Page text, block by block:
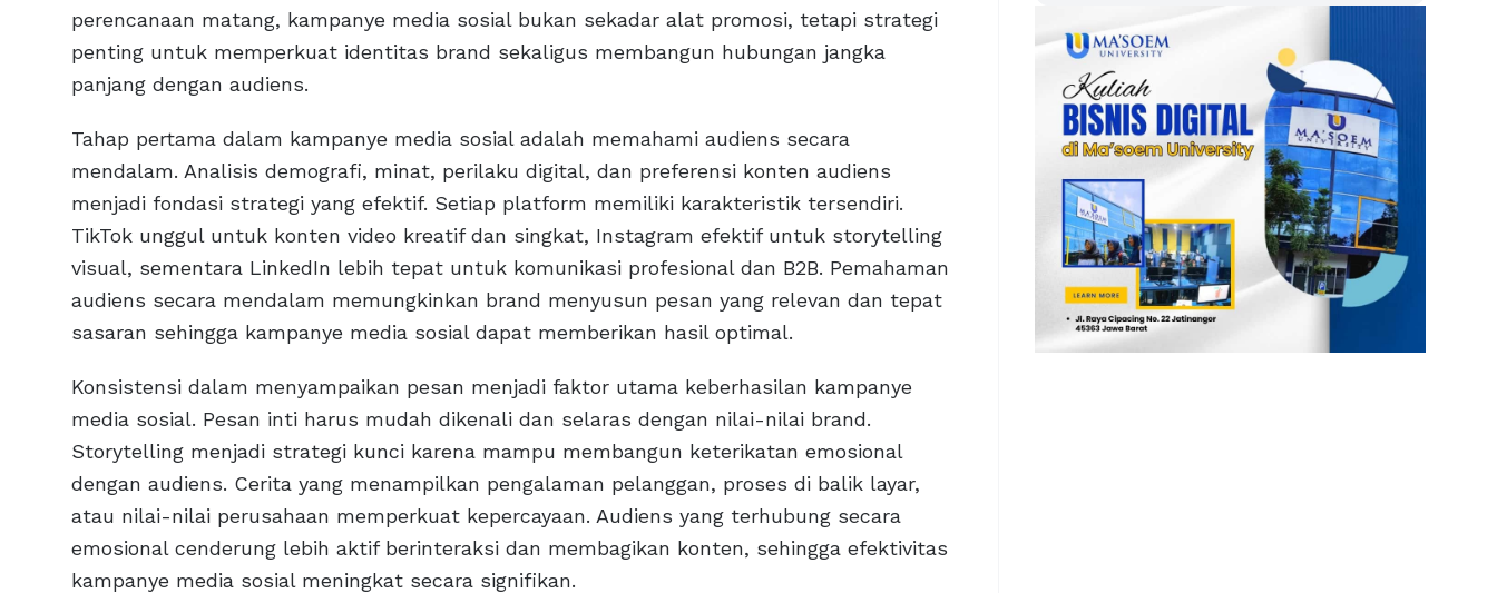
perencanaan matang, kampanye media sosial bukan sekadar alat promosi, tetapi strategi
penting untuk memperkuat identitas brand sekaligus membangun hubungan jangka
panjang dengan audiens.
Tahap pertama dalam kampanye media sosial adalah memahami audiens secara
mendalam. Analisis demografi, minat, perilaku digital, dan preferensi konten audiens
menjadi fondasi strategi yang efektif. Setiap platform memiliki karakteristik tersendiri.
TikTok unggul untuk konten video kreatif dan singkat, Instagram efektif untuk storytelling
visual, sementara LinkedIn lebih tepat untuk komunikasi profesional dan B2B. Pemahaman
audiens secara mendalam memungkinkan brand menyusun pesan yang relevan dan tepat
sasaran sehingga kampanye media sosial dapat memberikan hasil optimal.
Konsistensi dalam menyampaikan pesan menjadi faktor utama keberhasilan kampanye
media sosial. Pesan inti harus mudah dikenali dan selaras dengan nilai-nilai brand.
Storytelling menjadi strategi kunci karena mampu membangun keterikatan emosional
dengan audiens. Cerita yang menampilkan pengalaman pelanggan, proses di balik layar,
atau nilai-nilai perusahaan memperkuat kepercayaan. Audiens yang terhubung secara
emosional cenderung lebih aktif berinteraksi dan membagikan konten, sehingga efektivitas
kampanye media sosial meningkat secara signifikan.